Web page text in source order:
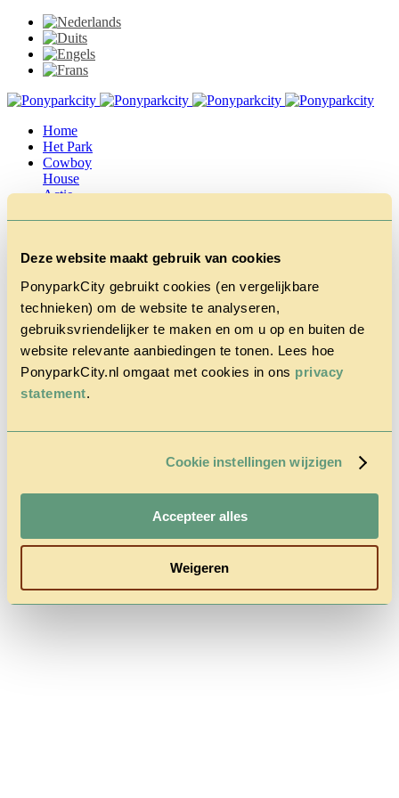
Deze website maakt gebruik van cookies
PonyparkCity gebruikt cookies (en vergelijkbare
technieken) om de website te analyseren,
gebruiksvriendelijker te maken en om u op en buiten de
website relevante aanbiedingen te tonen. Lees hoe
PonyparkCity.nl omgaat met cookies in ons privacy
statement.
Cookie instellingen wijzigen
Accepteer alles
Weigeren
Home
Het Park
Cowboy
House
Actie
Tarieven &
Follow us